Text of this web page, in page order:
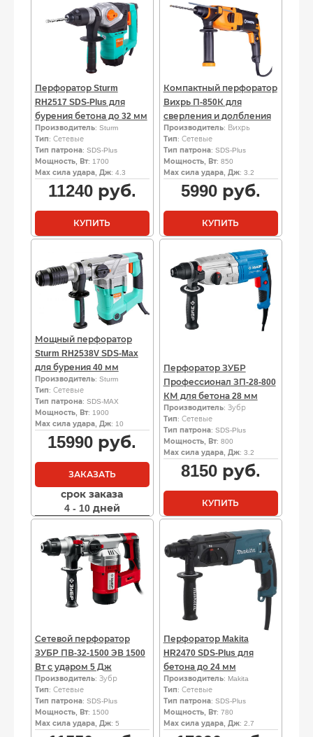
Перфоратор Sturm
RH2517 SDS-Plus для
бурения бетона до 32 мм
Производитель: Sturm
Тип: Сетевые
Тип патрона: SDS-Plus
Мощность, Вт: 1700
Мах сила удара, Дж: 4.3
11240руб.
КУПИТЬ
Компактный перфоратор
Вихрь П-850К для
сверления и долбления
Производитель: Вихрь
Тип: Сетевые
Тип патрона: SDS-Plus
Мощность, Вт: 850
Мах сила удара, Дж: 3.2
5990руб.
КУПИТЬ
Мощный перфоратор
Sturm RH2538V SDS-Max
для бурения 40 мм
Производитель: Sturm
Тип: Сетевые
Тип патрона: SDS-MAX
Мощность, Вт: 1900
Мах сила удара, Дж: 10
15990 руб.
ЗАКАЗАТЬ
срок заказа
4 - 10 дней
Перфоратор ЗУБР
Профессионал ЗП-28-800
КМ для бетона 28 мм
Производитель: Зубр
Тип: Сетевые
Тип патрона: SDS-Plus
Мощность, Вт: 800
Мах сила удара, Дж: 3.2
8150руб.
КУПИТЬ
Сетевой перфоратор
ЗУБР ПВ-32-1500 ЭВ 1500
Вт с ударом 5 Дж
Производитель: Зубр
Тип: Сетевые
Тип патрона: SDS-Plus
Мощность, Вт: 1500
Мах сила удара, Дж: 5
Перфоратор Makita
HR2470 SDS-Plus для
бетона до 24 мм
Производитель: Makita
Тип: Сетевые
Тип патрона: SDS-Plus
Мощность, Вт: 780
Мах сила удара, Дж: 2.7